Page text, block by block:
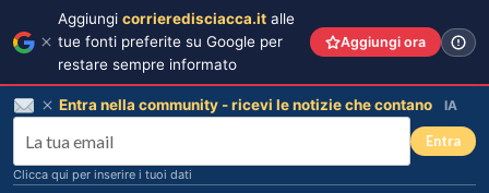
Aggiungi corrieredisciacca.it alle
tue fonti preferite su Google per
restare sempre informato
Aggiungi ora
Entra nella community - ricevi le notizie che contano IA
Entra
Clicca qui per inserire i tuoi dati